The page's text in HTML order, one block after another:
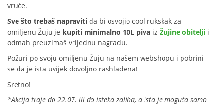
vruće.
Sve što trebaš napraviti da bi osvojio cool rukskak za
omiljenu Žuju je kupiti minimalno 10L piva iz Žujine obitelji i
odmah preuzimaš vrijednu nagradu.
Požuri po svoju omiljenu Žuju na našem webshopu i pobrini
se da je ista uvijek dovoljno rashlađena!
Sretno!
*Akcija traje do 22.07. ili do isteka zaliha, a ista je moguća samo